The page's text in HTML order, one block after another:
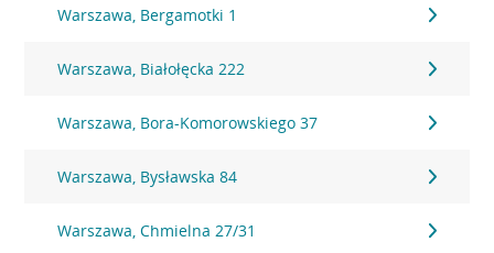
Warszawa, Bergamotki 1
Warszawa, Białołęcka 222
Warszawa, Bora-Komorowskiego 37
Warszawa, Bysławska 84
Warszawa, Chmielna 27/31